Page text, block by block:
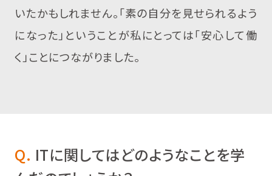
いたかもしれません。「素の自分を見せられるよう
になった」ということが私にとっては「安心して働
く」ことにつながりました。
Q. ITに関してはどのようなことを学